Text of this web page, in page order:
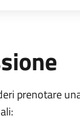
prenotare